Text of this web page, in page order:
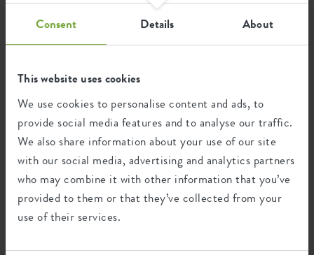
Consent Details About
This website uses cookies
We use cookies to personalise content and ads, to
provide social media features and to analyse our traffic.
We also share information about your use of our site
with our social media, advertising and analytics partners
who may combine it with other information that you’ve
provided to them or that they’ve collected from your
use of their services.
Zertifikate
99Jahre
UV-beständig
frostbeständig